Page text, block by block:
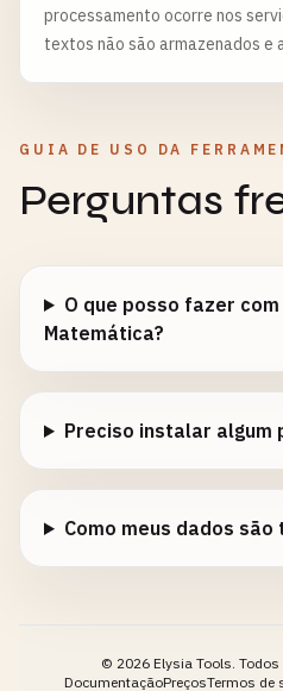
processamento ocorre nos
textos não são armazenados e
GUIA DE USO DA
Perguntas
O que posso fazer
Matemática?
Preciso instalar algum
Como meus dados
© 2026 Elysia Tools. Todos
DocumentaçãoPreçosTermos de